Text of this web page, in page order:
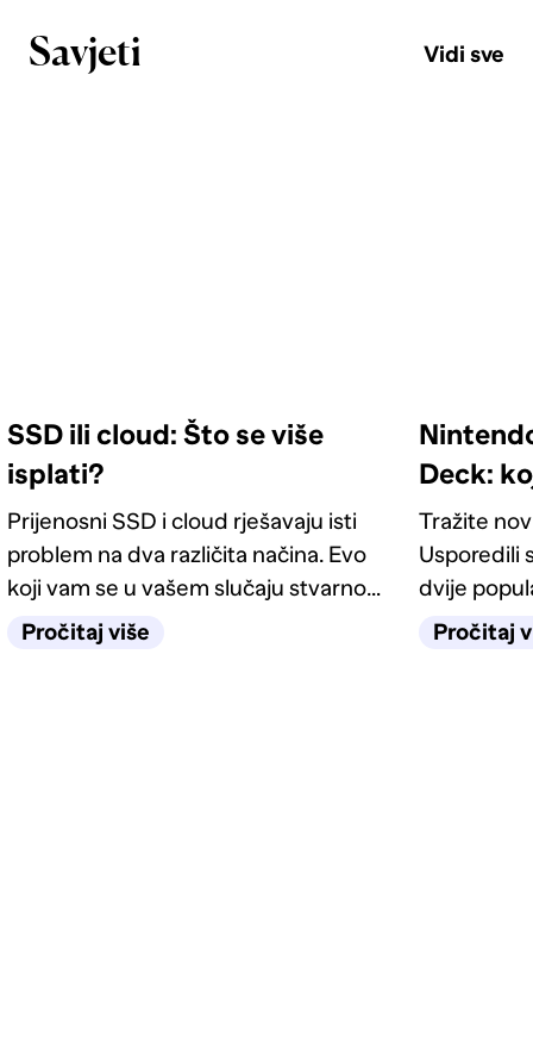
Savjeti Vidi sve
SSD ili cloud: Što se više
isplati?
Prijenosni SSD i cloud rješavaju isti
problem na dva različita načina. Evo
koji vam se u vašem slučaju stvarno
isplati.
Pročitaj više
Deck:
Tražite
Usporedili
dvije
pokretu.
Pročitaj